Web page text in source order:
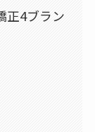
正4ブラン